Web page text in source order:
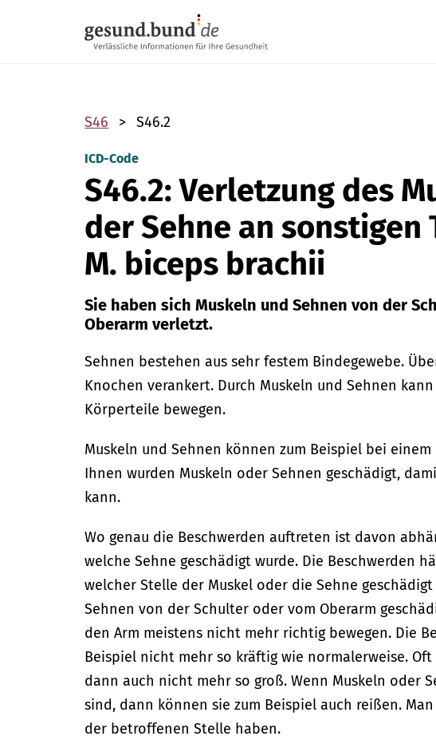
S46 S46.2
ICD-Code
S46.2: Verletzung des
der Sehne an sonstigen
M. biceps brachii
Sie haben sich Muskeln und Sehnen von der
Oberarm verletzt.
Sehnen bestehen aus sehr festem Bindegewebe.
Knochen verankert. Durch Muskeln und Sehnen
Körperteile bewegen.
Muskeln und Sehnen können zum Beispiel bei
Ihnen wurden Muskeln oder Sehnen geschädigt,
kann.
Wo genau die Beschwerden auftreten ist davon
welche Sehne geschädigt wurde. Die Beschwerden
welcher Stelle der Muskel oder die Sehne
Sehnen von der Schulter oder vom Oberarm
den Arm meistens nicht mehr richtig bewegen. Die
Beispiel nicht mehr so kräftig wie normalerweise. Oft
dann auch nicht mehr so groß. Wenn Muskeln oder
sind, dann können sie zum Beispiel auch reißen.
der betroffenen Stelle haben.